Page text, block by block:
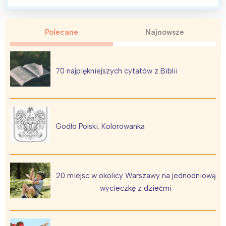
Polecane Najnowsze
70 najpiękniejszych cytatów z Biblii
Godło Polski. Kolorowanka
20 miejsc w okolicy Warszawy na jednodniową
wycieczkę z dziećmi